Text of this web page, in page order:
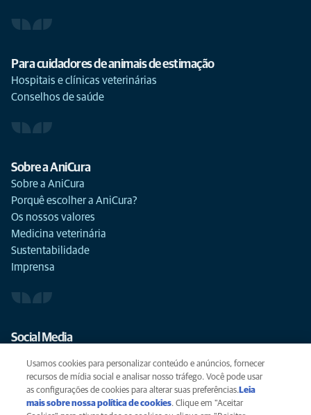
Para cuidadores de animais de estimação
Hospitais e clínicas veterinárias
Conselhos de saúde
Sobre a AniCura
Sobre a AniCura
Porquê escolher a AniCura?
Os nossos valores
Medicina veterinária
Sustentabilidade
Imprensa
Social Media
Privacidade
Usamos cookies para personalizar conteúdo e anúncios, fornecer
recursos de mídia social e analisar nosso tráfego. Você pode usar
as configurações de cookies para alterar suas preferências. Leia
mais sobre nossa política de cookies(opens in a new tab)
. Clique em "Aceitar